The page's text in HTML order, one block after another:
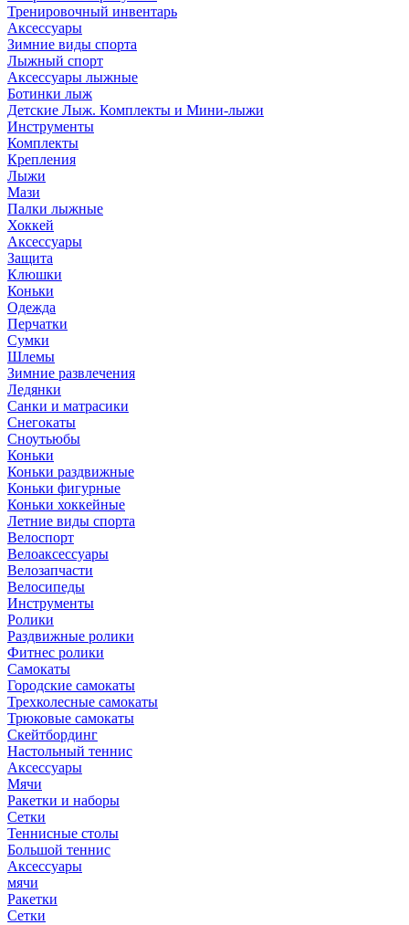
Тренировочный инвентарь
Аксессуары
Зимние виды спорта
Лыжный спорт
Аксессуары лыжные
Ботинки лыж
Детские Лыж. Комплекты и Мини-лыжи
Инструменты
Комплекты
Крепления
Лыжи
Мази
Палки лыжные
Хоккей
Аксессуары
Защита
Клюшки
Коньки
Одежда
Перчатки
Сумки
Шлемы
Зимние развлечения
Ледянки
Санки и матрасики
Снегокаты
Сноутьюбы
Коньки
Коньки раздвижные
Коньки фигурные
Коньки хоккейные
Летние виды спорта
Велоспорт
Велоаксессуары
Велозапчасти
Велосипеды
Инструменты
Ролики
Раздвижные ролики
Фитнес ролики
Самокаты
Городские самокаты
Трехколесные самокаты
Трюковые самокаты
Скейтбординг
Настольный теннис
Аксессуары
Мячи
Ракетки и наборы
Сетки
Теннисные столы
Большой теннис
Аксессуары
мячи
Ракетки
Сетки